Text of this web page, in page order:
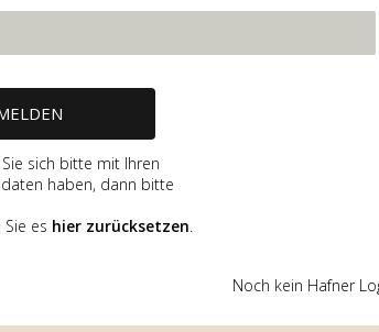
sich bitte mit Ihren
haben, dann bitte
es hier zurücksetzen.
Noch kein Hafner